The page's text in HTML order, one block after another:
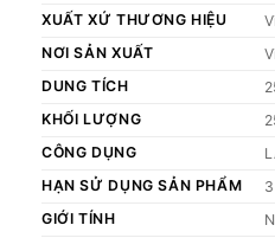
XUẤT XỨ THƯƠNG HIỆU
NƠI SẢN XUẤT
DUNG TÍCH
KHỐI LƯỢNG
CÔNG DỤNG
HẠN SỬ DỤNG SẢN PHẨM
3
GIỚI TÍNH